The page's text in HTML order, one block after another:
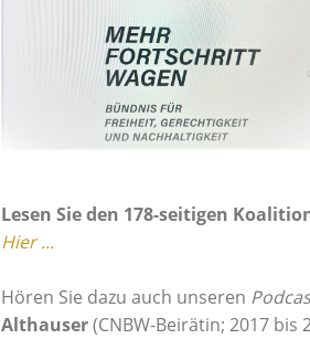
Lesen Sie den 178-seitigen
Hier ...
Hören Sie dazu auch unseren
Althauser(CNBW-Beirätin; 2017